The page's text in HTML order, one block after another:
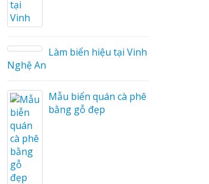
Làm biển hiệu tại Vinh
Nghệ An
Mẫu biển quán cà phê
bằng gỗ đẹp